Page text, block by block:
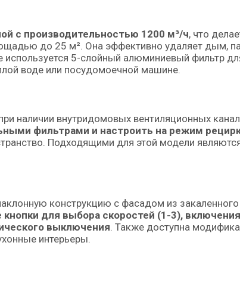
с производительностью 1200 м³/ч, что
до 25 м². Она эффективно удаляет дым,
используется 5-слойный алюминиевый фильтр
воде или посудомоечной машине.
наличии внутридомовых вентиляционных
фильтрами и настроить на режим
Подходящими для этой модели
конструкцию с фасадом из закаленного
для выбора скоростей (1-3),
выключения. Также доступна
интерьеры.